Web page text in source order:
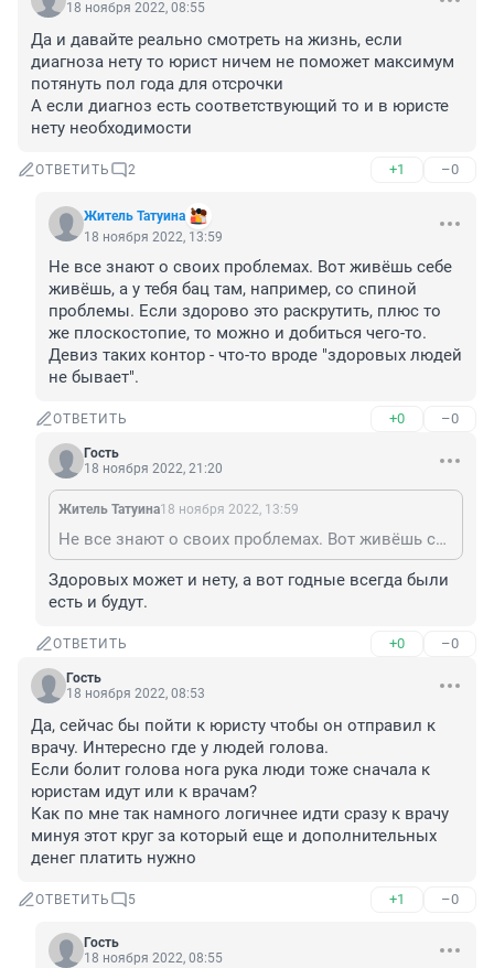
18 ноября 2022, 08:55
Да и давайте реально смотреть на жизнь, если
диагноза нету то юрист ничем не поможет максимум
потянуть пол года для отсрочки
А если диагноз есть соответствующий то и в юристе
нету необходимости
ОТВЕТИТЬ 2 +1 –0
Житель Татуина
18 ноября 2022, 13:59
Не все знают о своих проблемах. Вот живёшь себе
живёшь, а у тебя бац там, например, со спиной
проблемы. Если здорово это раскрутить, плюс то
же плоскостопие, то можно и добиться чего-то.
Девиз таких контор - что-то вроде "здоровых людей
не бывает".
ОТВЕТИТЬ +0 –0
Гость
18 ноября 2022, 21:20
Житель Татуина18 ноября 2022, 13:59
Не все знают о своих проблемах. Вот живёшь себе живёшь, а у тебя бац там, например, со спиной проблемы. Если здорово это раскрутить, плюс то же плоскостопие, то можно и добиться чего-то. Девиз таких контор - что-то вроде "здоровых людей не бывает".
Здоровых может и нету, а вот годные всегда были
есть и будут.
ОТВЕТИТЬ +0 –0
Гость
18 ноября 2022, 08:53
Да, сейчас бы пойти к юристу чтобы он отправил к
врачу. Интересно где у людей голова.
Если болит голова нога рука люди тоже сначала к
юристам идут или к врачам?
Как по мне так намного логичнее идти сразу к врачу
минуя этот круг за который еще и дополнительных
денег платить нужно
ОТВЕТИТЬ 5 +1 –0
Гость
18 ноября 2022, 08:55